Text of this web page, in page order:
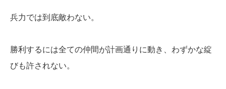
兵力では到底敵わない。
勝利するには全ての仲間が計画通りに動き、わずかな綻
びも許されない。